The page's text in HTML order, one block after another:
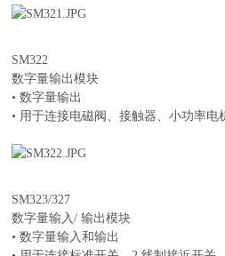
SM322
数字量输出模块
• 数字量输出
• 用于连接电磁阀、接触器、小功率电
SM323/327
数字量输入/ 输出模块
• 数字量输入和输出